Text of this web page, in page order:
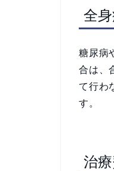
全
糖尿病
合は、
て行わ
す。
治